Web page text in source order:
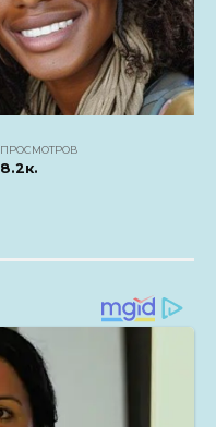
ПРОСМОТРОВ
8.2к.